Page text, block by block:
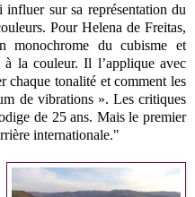
sur sa représentation du
Pour Helena de Freitas,
monochrome du cubisme et
à la couleur. Il l’applique avec
chaque tonalité et comment les
de vibrations ». Les critiques
de 25 ans. Mais le premier
internationale."